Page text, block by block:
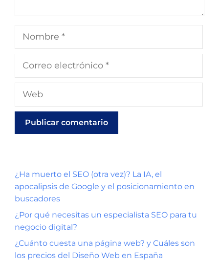
¿Ha muerto el SEO (otra vez)? La IA, el
apocalipsis de Google y el posicionamiento en
buscadores
¿Por qué necesitas un especialista SEO para tu
negocio digital?
¿Cuánto cuesta una página web? y Cuáles son
los precios del Diseño Web en España